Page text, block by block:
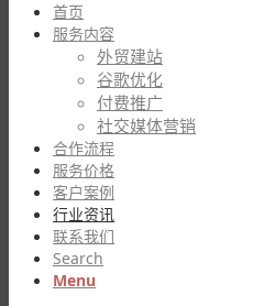
首页
服务内容
外贸建站
谷歌优化
付费推广
社交媒体营销
合作流程
服务价格
客户案例
行业资讯
联系我们
Search
Menu